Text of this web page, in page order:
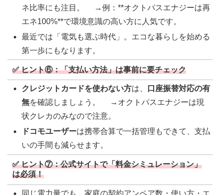
ネ比率にも注目。 →例：**オクトパスエナジーは再
エネ100%**で環境意識の高い方に人気です。
最近では「電気も選ぶ時代」。エコな暮らしを始める
第一歩にもなります。
✅ ヒント⑥：「支払い方法」は事前に要チェック
クレジットカードを使わない方は、
口座振替対応の有
無を確認しましょう。 →オクトパスエナジーは現
状クレカのみなので注意。
ドコモユーザーは携帯合算で一括管理もできて、支払
いの手間も減らせます。
✅ ヒント⑦：公式サイトで「料金シミュレーション」
は必須！
同じ電力量でも、家庭の契約アンペア数・使い方・エ